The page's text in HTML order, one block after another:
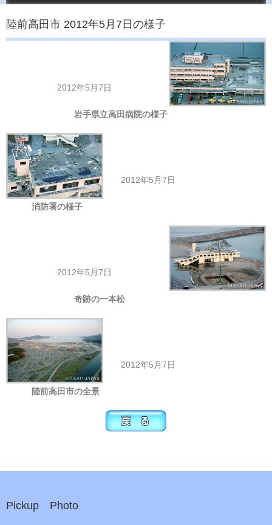
陸前高田市 2012年5月7日の様子
2012年5月7日
岩手県立高田病院の様子
2012年5月7日
消防署の様子
2012年5月7日
奇跡の一本松
2012年5月7日
陸前高田市の全景
Pickup Photo